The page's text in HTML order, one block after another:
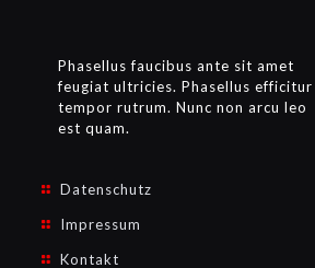
Phasellus faucibus ante sit amet
feugiat ultricies. Phasellus efficitur
tempor rutrum. Nunc non arcu leo
est quam.
Datenschutz
Impressum
Kontakt